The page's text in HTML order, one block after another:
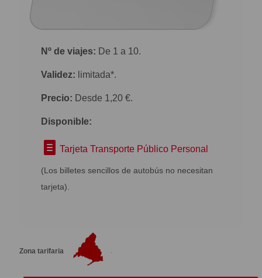
Nº de viajes: De 1 a 10.
Validez: limitada*.
Precio: Desde 1,20 €.
Disponible:
Tarjeta Transporte Público Personal
(Los billetes sencillos de autobús no necesitan
tarjeta).
Zona tarifaria